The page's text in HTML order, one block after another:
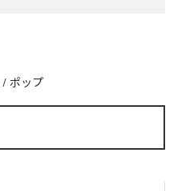
/ ポップ